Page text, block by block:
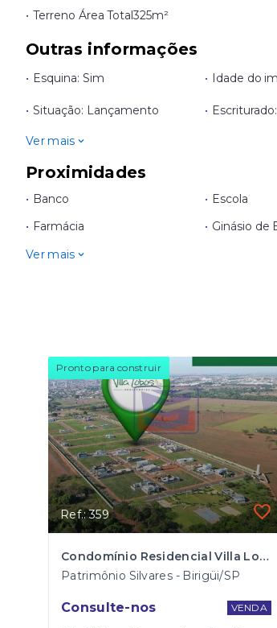
• Terreno Área Total325m²
Outras informações
• Esquina: Sim • Idade do
• Situação: Lançamento •
Ver mais
Proximidades
• Banco • Escola
• Farmácia • Ginásio de
Ver mais
Pronto para construir
Ref.: 359
Condomínio Residencial Villa Lobos em Birigui
Patrimônio Silvares - Birigüi/SP
Consulte-nos VENDA